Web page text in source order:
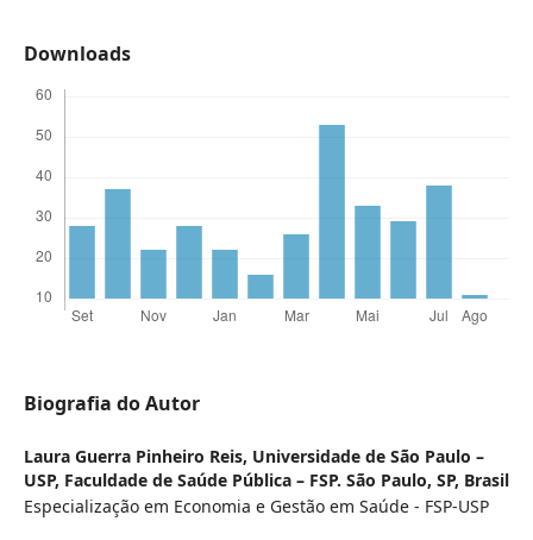
Downloads
Biografia do Autor
Laura Guerra Pinheiro Reis, Universidade de São Paulo –
USP, Faculdade de Saúde Pública – FSP. São Paulo, SP, Brasil
Especialização em Economia e Gestão em Saúde - FSP-USP